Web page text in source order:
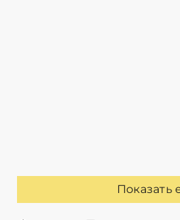
Показать